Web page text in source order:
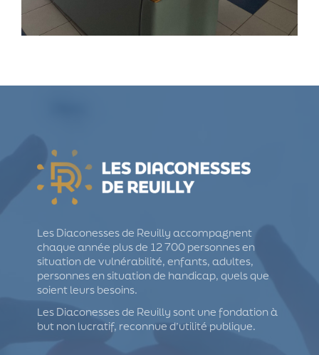
Les Diaconesses de Reuilly accompagnent
chaque année plus de 12 700 personnes en
situation de vulnérabilité, enfants, adultes,
personnes en situation de handicap, quels que
soient leurs besoins.
Les Diaconesses de Reuilly sont une fondation à
but non lucratif, reconnue d’utilité publique.